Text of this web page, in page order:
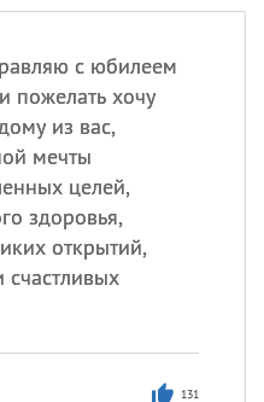
с юбилеем
пожелать хочу
из вас,
мечты
целей,
здоровья,
открытий,
131